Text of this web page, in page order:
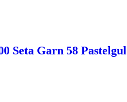
Seta Garn 58 Pastelgul